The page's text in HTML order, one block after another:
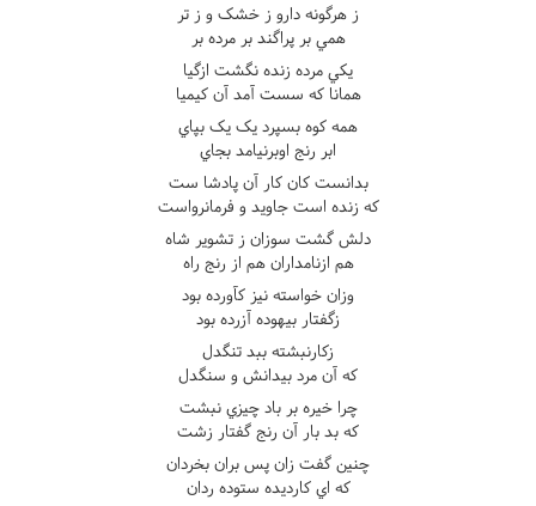
ز هرگونه دارو ز خشک و ز تر
همي بر پراگند بر مرده بر
يکي مرده زنده نگشت ازگيا
همانا که سست آمد آن کيميا
همه کوه بسپرد يک يک بپاي
ابر رنج اوبرنيامد بجاي
بدانست کان کار آن پادشا ست
که زنده است جاويد و فرمانرواست
دلش گشت سوزان ز تشوير شاه
هم ازنامداران هم از رنج راه
وزان خواسته نيز کآورده بود
زگفتار بيهوده آزرده بود
زکارنبشته ببد تنگدل
که آن مرد بيدانش و سنگدل
چرا خيره بر باد چيزي نبشت
که بد بار آن رنج گفتار زشت
چنين گفت زان پس بران بخردان
که اي کارديده ستوده ردان